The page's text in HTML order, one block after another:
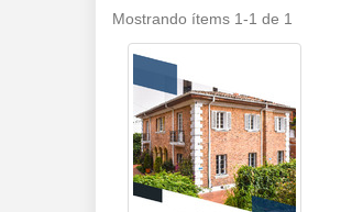
Mostrando ítems 1-1 de 1